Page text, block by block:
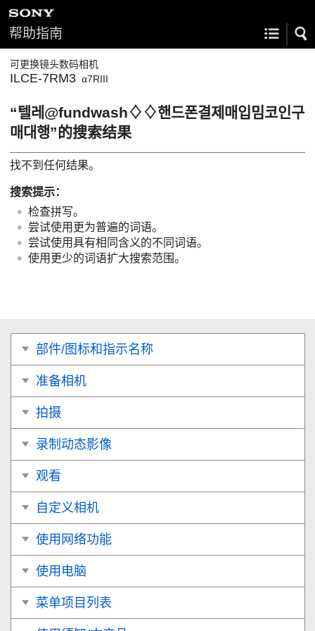
帮助指南
可更换镜头数码相机
ILCE-7RM3 α7RIII
“텔레@fundwash♢♢핸드폰결제매입밈코인구
매대행”的搜索结果
找不到任何结果。
搜索提示：
检查拼写。
尝试使用更为普遍的词语。
尝试使用具有相同含义的不同词语。
使用更少的词语扩大搜索范围。
部件/图标和指示名称
准备相机
拍摄
录制动态影像
观看
自定义相机
使用网络功能
使用电脑
菜单项目列表